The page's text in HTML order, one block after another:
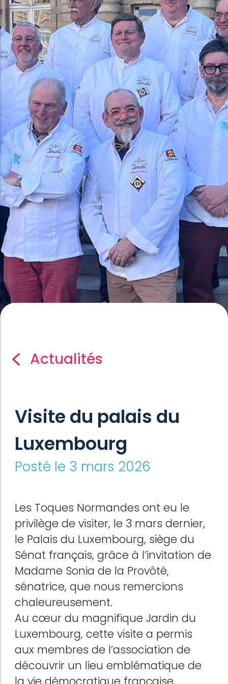
Actualités
Visite du palais du
Luxembourg
Posté le 3 mars 2026
Les Toques Normandes ont eu le
privilège de visiter, le 3 mars dernier,
le Palais du Luxembourg, siège du
Sénat français, grâce à l’invitation de
Madame Sonia de la Provôté,
sénatrice, que nous remercions
chaleureusement.
Au cœur du magnifique Jardin du
Luxembourg, cette visite a permis
aux membres de l’association de
découvrir un lieu emblématique de